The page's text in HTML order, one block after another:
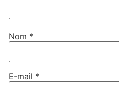
Nom *
E-mail *